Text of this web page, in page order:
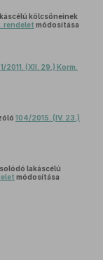
kölcsöneinek
rendelet módosítása
2011. (XII. 29.) Korm.
104/2015. (IV. 23.)
lakáscélú
módosítása